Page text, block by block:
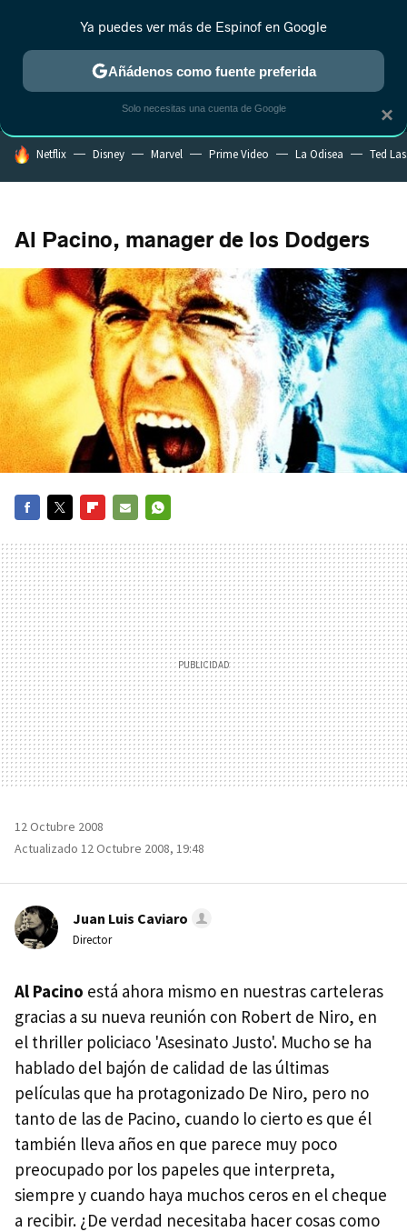
MENÚ NUEVO
ESTRENOS REALITY ANIME RANKINGS CINE
HOY SE HABLA DE
Netflix Disney Marvel Prime Video La Odisea Ted
Al Pacino, manager de los Dodgers
MAIL
12 Octubre 2008
Actualizado 12 Octubre 2008, 19:48
Juan Luis Caviaro
Director
Al Pacino está ahora mismo en nuestras carteleras
gracias a su nueva reunión con Robert de Niro, en
el thriller policiaco 'Asesinato Justo'. Mucho se ha
hablado del bajón de calidad de las últimas
películas que ha protagonizado De Niro, pero no
tanto de las de Pacino, cuando lo cierto es que él
también lleva años en que parece muy poco
preocupado por los papeles que interpreta,
siempre y cuando haya muchos ceros en el cheque
a recibir. ¿De verdad necesitaba hacer cosas como
×
Ya puedes ver más de Espinof en Google
Añádenos como fuente preferida
Solo necesitas una cuenta de Google